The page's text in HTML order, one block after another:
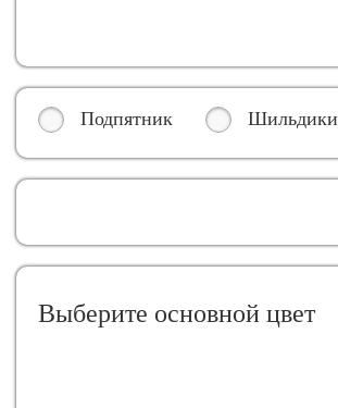
Подпятник Шильдики
Выберите oсновной цвет